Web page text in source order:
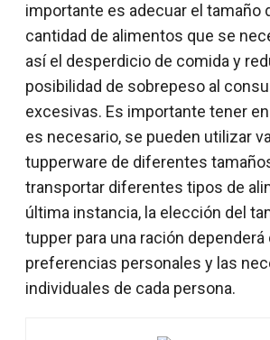
importante es adecuar el tamaño
cantidad de alimentos que se
así el desperdicio de comida y
posibilidad de sobrepeso al
excesivas. Es importante tener
es necesario, se pueden utilizar
tupperware de diferentes
transportar diferentes tipos de
última instancia, la elección del
tupper para una ración dependerá
preferencias personales y las
individuales de cada persona.